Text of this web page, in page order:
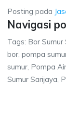
Posting pada
Navigasi
Tags: Bor
bor, pompa
sumur, Pompa
Sumur Sarijaya,